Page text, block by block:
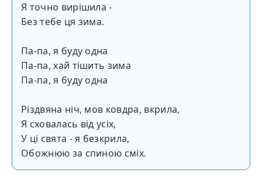
Я точно вирішила -
Без тебе ця зима.
Па-па, я буду одна
Па-па, хай тішить зима
Па-па, я буду одна
Різдвяна ніч, мов ковдра, вкрила,
Я сховалась від усіх,
У ці свята - я безкрила,
Обожнюю за спиною сміх.